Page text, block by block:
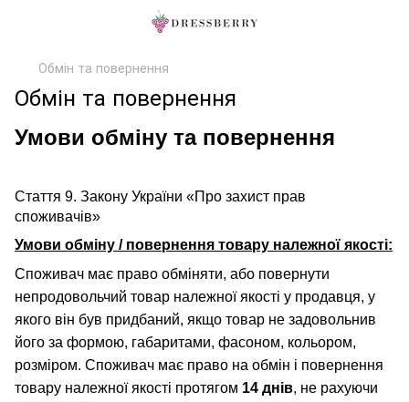
Обмін та повернення
Обмін та повернення
Умови обміну та повернення
Стаття 9. Закону України «Про захист прав
споживачів»
Умови обміну / повернення товару належної якості:
Споживач має право обміняти, або повернути
непродовольчий товар належної якості у продавця, у
якого він був придбаний, якщо товар не задовольнив
його за формою, габаритами, фасоном, кольором,
розміром. Споживач має право на обмін і повернення
товару належної якості протягом 14 днів, не рахуючи